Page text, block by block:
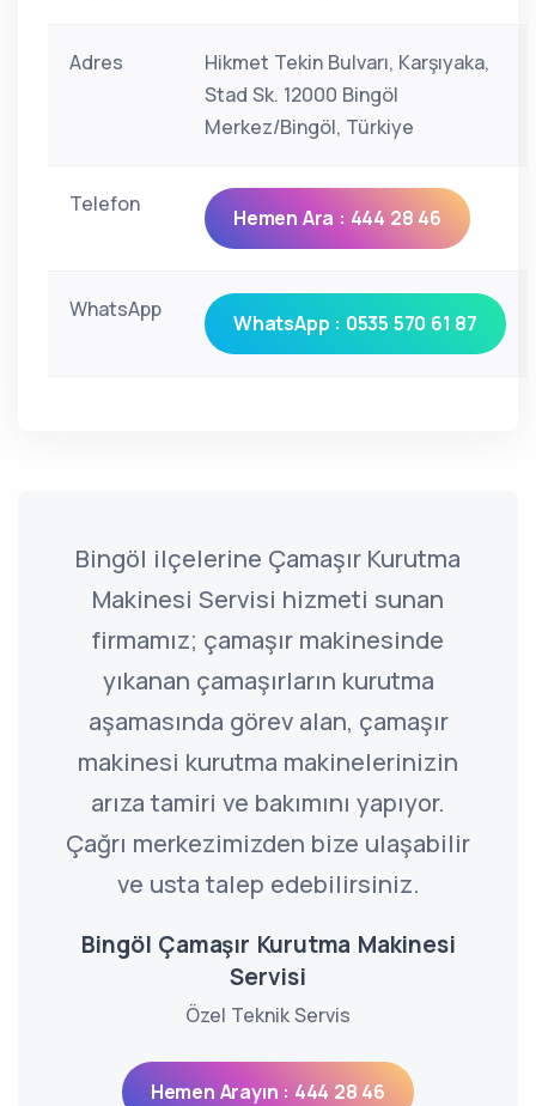
Adres
Hikmet Tekin Bulvarı, Karşıyaka,
Stad Sk. 12000 Bingöl
Merkez/Bingöl, Türkiye
Telefon
Hemen Ara : 444 28 46
WhatsApp
WhatsApp : 0535 570 61 87
Bingöl ilçelerine Çamaşır Kurutma
Makinesi Servisi hizmeti sunan
firmamız; çamaşır makinesinde
yıkanan çamaşırların kurutma
aşamasında görev alan, çamaşır
makinesi kurutma makinelerinizin
arıza tamiri ve bakımını yapıyor.
Çağrı merkezimizden bize ulaşabilir
ve usta talep edebilirsiniz.
Bingöl Çamaşır Kurutma Makinesi
Servisi
Özel Teknik Servis
Hemen Arayın : 444 28 46